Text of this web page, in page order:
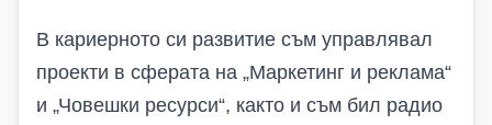
В кариерното си развитие съм управлявал
проекти в сферата на „Маркетинг и реклама“
и „Човешки ресурси“, както и съм бил радио